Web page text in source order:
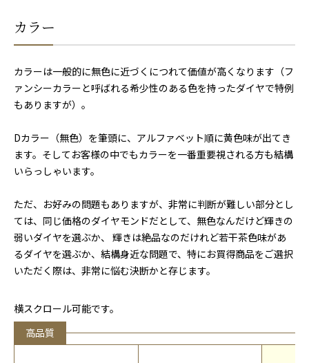
カラー
カラーは一般的に無色に近づくにつれて価値が高くなります（フ
ァンシーカラーと呼ばれる希少性のある色を持ったダイヤで特例
もありますが）。
Dカラー（無色）を筆頭に、アルファベット順に黄色味が出てき
ます。そしてお客様の中でもカラーを一番重要視される方も結構
いらっしゃいます。
ただ、お好みの問題もありますが、非常に判断が難しい部分とし
ては、同じ価格のダイヤモンドだとして、無色なんだけど輝きの
弱いダイヤを選ぶか、 輝きは絶品なのだけれど若干茶色味があ
るダイヤを選ぶか、結構身近な問題で、特にお買得商品をご選択
いただく際は、非常に悩む決断かと存じます。
横スクロール可能です。
高品質